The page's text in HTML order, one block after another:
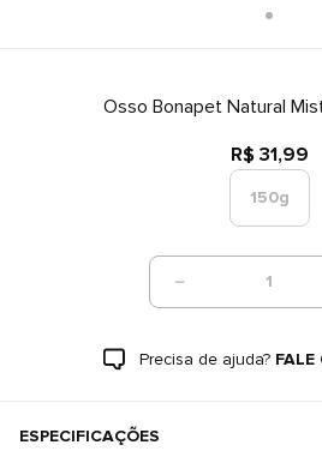
Osso Bonapet Natural
R$ 31,99
150g
1
Precisa de ajuda? FALE
ESPECIFICAÇÕES